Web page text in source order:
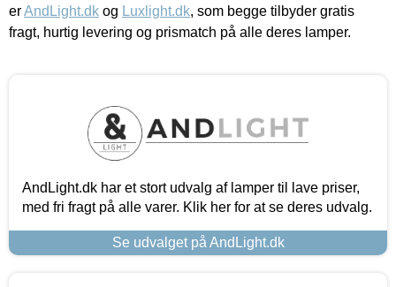
erAndLight.dk og Luxlight.dk, som begge tilbyder gratis
fragt, hurtig levering og prismatch på alle deres lamper.
AndLight.dk har et stort udvalg af lamper til lave priser,
med fri fragt på alle varer. Klik her for at se deres udvalg.
Se udvalget på AndLight.dk